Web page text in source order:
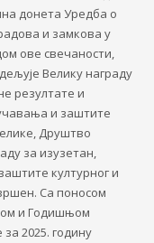
донета Уредба о
и замкова у
ове свечаности,
Велику награду
резултате и
и заштите
Друштво
за изузетан,
културног и
Са поносом
и Годишњом
2025. годину